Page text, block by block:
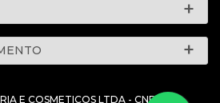
E COSMETICOS LTDA - CNPJ: